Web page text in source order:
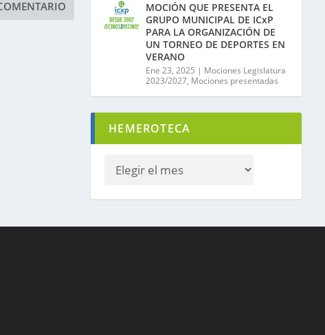
MOCIÓN QUE PRESENTA EL
GRUPO MUNICIPAL DE ICxP
PARA LA ORGANIZACIÓN DE
UN TORNEO DE DEPORTES EN
VERANO
Ene 23, 2025 | Mociones Legislatura
2023/2027, Mociones presentadas
HEMEROTECA